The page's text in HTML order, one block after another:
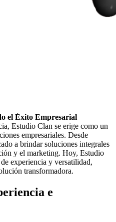
el Éxito Empresarial
Estudio Clan se erige como un
empresariales. Desde
a brindar soluciones integrales
y el marketing. Hoy, Estudio
experiencia y versatilidad,
transformadora.
e